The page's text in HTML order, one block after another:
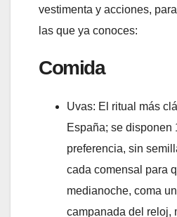
vestimenta y acciones,
las que ya conoces:
Comida
Uvas: El ritual más
España; se disponen
preferencia, sin
cada comensal para
medianoche, coma
campanada del reloj,